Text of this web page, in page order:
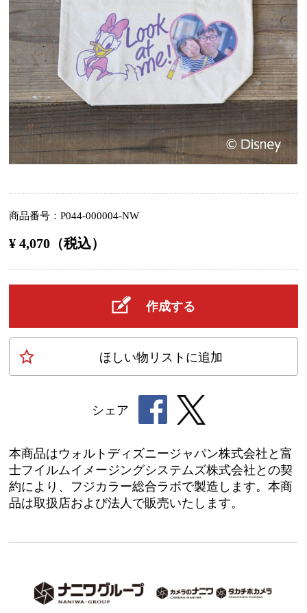
商品番号 P044-000004-NW
¥ 4,070（税込）
作成する
ほしい物 リスト に追加
シェア
本商品はウォルトディズニージャパン株式会社と富
士フイルムイメージングシステムズ株式会社との契
約により、フジカラー総合ラボで製造します。本商
品は取扱店および法人で販売いたします。